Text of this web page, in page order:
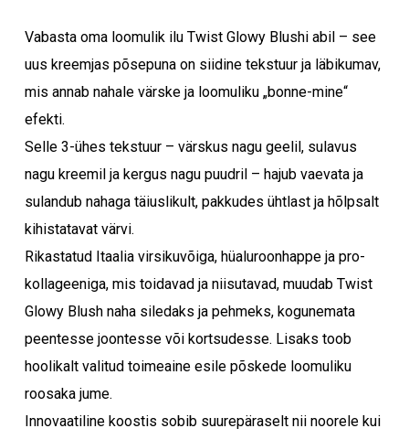
Vabasta oma loomulik ilu Twist Glowy Blushi abil – see
uus kreemjas põsepuna on siidine tekstuur ja läbikumav,
mis annab nahale värske ja loomuliku „bonne-mine“
efekti.
Selle 3-ühes tekstuur – värskus nagu geelil, sulavus
nagu kreemil ja kergus nagu puudril – hajub vaevata ja
sulandub nahaga täiuslikult, pakkudes ühtlast ja hõlpsalt
kihistatavat värvi.
Rikastatud Itaalia virsikuvõiga, hüaluroonhappe ja pro-
kollageeniga, mis toidavad ja niisutavad, muudab Twist
Glowy Blush naha siledaks ja pehmeks, kogunemata
peentesse joontesse või kortsudesse. Lisaks toob
hoolikalt valitud toimeaine esile põskede loomuliku
roosaka jume.
Innovaatiline koostis sobib suurepäraselt nii noorele kui